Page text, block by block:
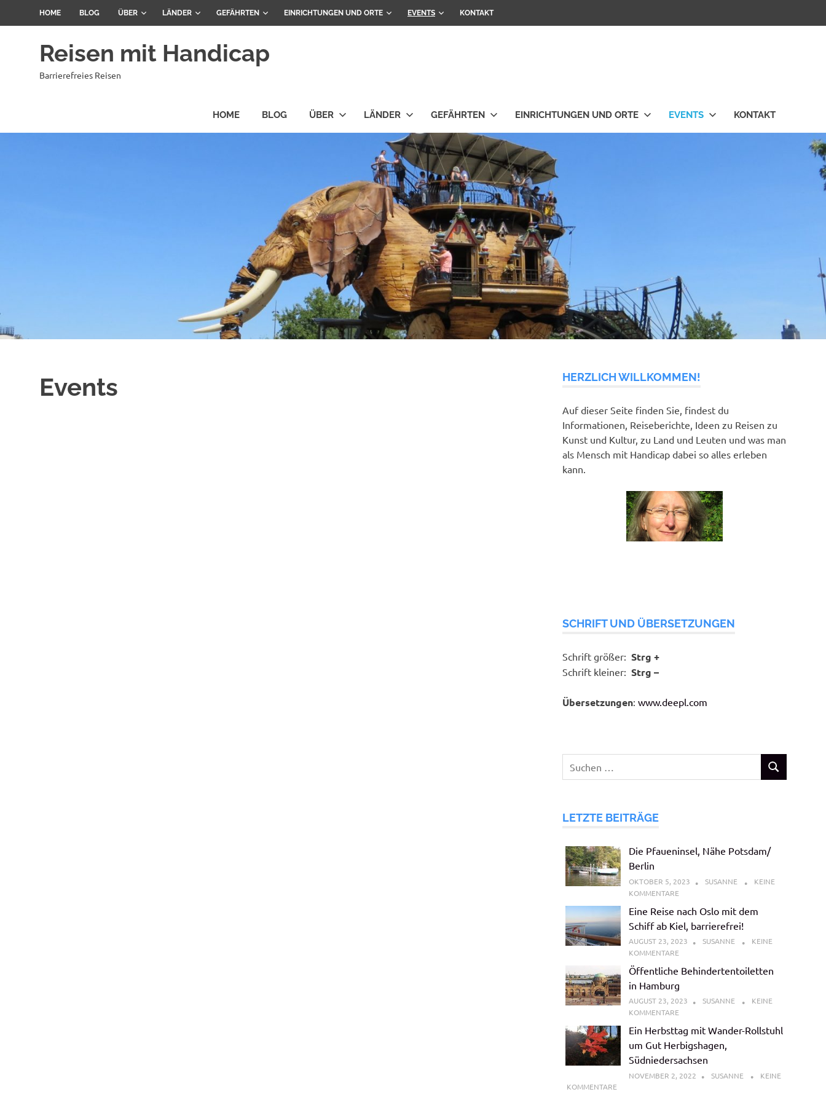
HOME BLOG ÜBER LÄNDER GEFÄHRTEN EINRICHTUNGEN UND ORTE EVENTS KONTAKT
Reisen mit Handicap
Barrierefreies Reisen
HOME BLOG ÜBER LÄNDER GEFÄHRTEN EINRICHTUNGEN UND ORTE EVENTS KONTAKT
Events HERZLICH WILLKOMMEN!
Auf dieser Seite finden Sie, findest du
Informationen, Reiseberichte, Ideen zu Reisen zu
Kunst und Kultur, zu Land und Leuten und was man
als Mensch mit Handicap dabei so alles erleben
kann.
SCHRIFT UND ÜBERSETZUNGEN
Schrift größer:Strg +
Schrift kleiner:Strg –
Übersetzungen:www.deepl.com
nach:
SUCHEN
LETZTE BEITRÄGE
Die Pfaueninsel, Nähe Potsdam/
Berlin
OKTOBER 5, 2023 SUSANNE
KEINE
KOMMENTARE
Eine Reise nach Oslo mit dem
Schiff ab Kiel, barrierefrei!
AUGUST 23, 2023 SUSANNE
KEINE
KOMMENTARE
Öffentliche Behindertentoiletten
in Hamburg
AUGUST 23, 2023 SUSANNE
KEINE
KOMMENTARE
Ein Herbsttag mit Wander-Rollstuhl
um Gut Herbigshagen,
Südniedersachsen
NOVEMBER 2, 2022 SUSANNE
KEINE
KOMMENTARE